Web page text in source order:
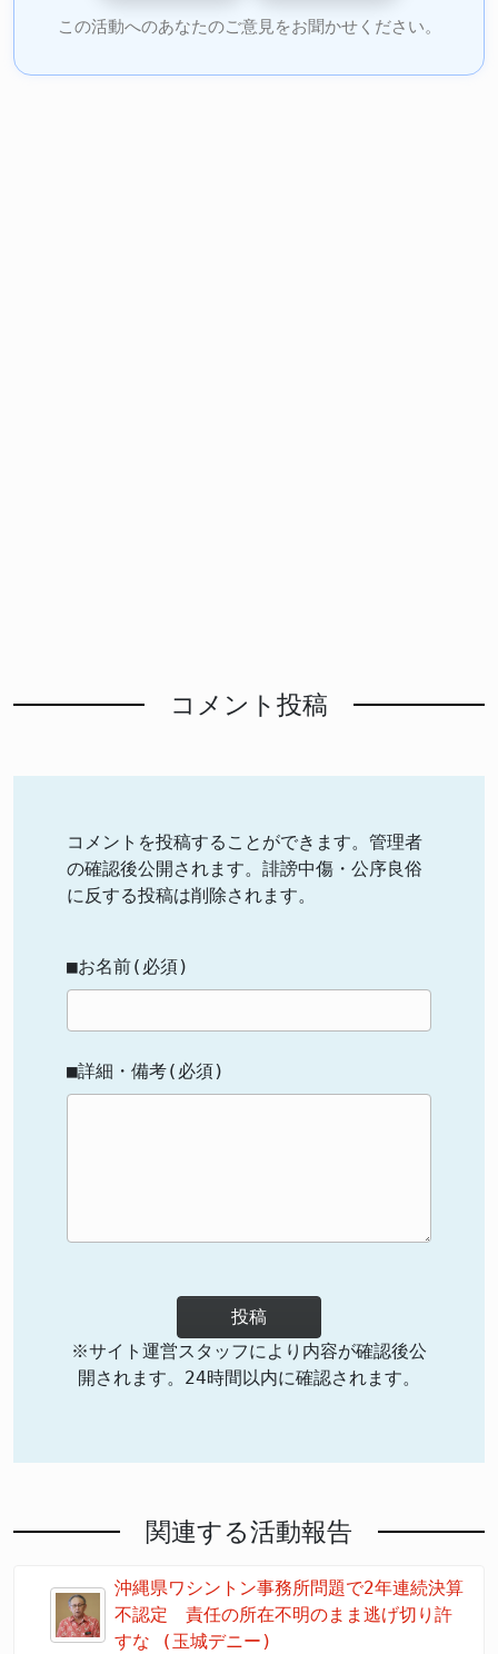
この活動へのあなたのご意見をお聞かせください。
コメント投稿
コメントを投稿することができます。管理者
の確認後公開されます。誹謗中傷・公序良俗
に反する投稿は削除されます。
■お名前(必須)
■詳細・備考(必須)
投稿
※サイト運営スタッフにより内容が確認後公
開されます。24時間以内に確認されます。
関連する活動報告
沖縄県ワシントン事務所問題で2年連続決算
不認定 責任の所在不明のまま逃げ切り許
すな (玉城デニー)